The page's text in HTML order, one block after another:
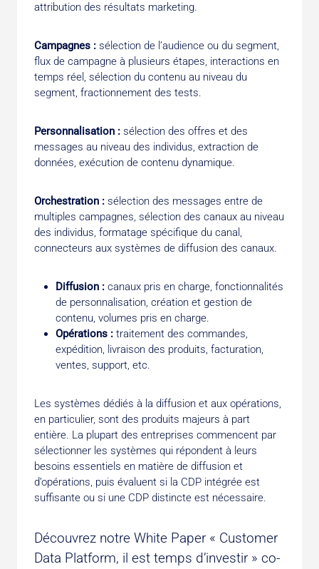
attribution des résultats marketing.
Campagnes : sélection de l’audience ou du segment,
flux de campagne à plusieurs étapes, interactions en
temps réel, sélection du contenu au niveau du
segment, fraction­nement des tests.
Personnalisation : sélection des offres et des
messages au niveau des individus, extraction de
données, exécution de contenu dynamique.
Orchestration : sélection des messages entre de
multiples campagnes, sélection des canaux au niveau
des individus, formatage spécifique du canal,
connecteurs aux systèmes de diffusion des canaux.
Diffusion : canaux pris en charge, fonctionnalités
de personnalisation, création et gestion de
contenu, volumes pris en charge.
Opérations : traitement des commandes,
expédition, livraison des produits, facturation,
ventes, support, etc.
Les systèmes dédiés à la diffusion et aux opérations,
en particulier, sont des produits majeurs à part
entière. La plu­part des entreprises commencent par
sélectionner les sys­tèmes qui répondent à leurs
besoins essentiels en matière de diffusion et
d’opérations, puis évaluent si la CDP intégrée est
suffisante ou si une CDP distincte est nécessaire.
Découvrez notre White Paper « Customer
Data Platform, il est temps d’investir » co-